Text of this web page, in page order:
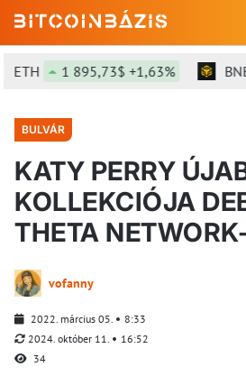
1 895,73$ +1,63% BNB
BULVÁR
KATY PERRY
KOLLEKCIÓJA
THETA
vofanny
2022. március 05.
8:33
2024. október 11.
16:52
34